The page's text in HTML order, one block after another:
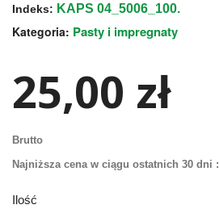
Indeks: KAPS 04_5006_100.
Kategoria: Pasty i impregnaty
25,00 zł
Brutto
Najniższa cena w ciągu ostatnich 30 dni :
Ilość